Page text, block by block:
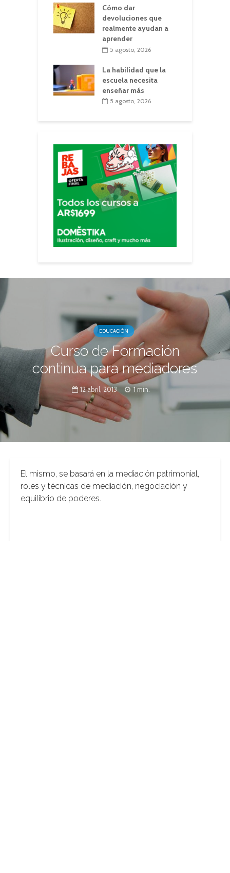
Cómo dar
devoluciones que
realmente ayudan a
aprender
5 agosto, 2026
La habilidad que la
escuela necesita
enseñar más
5 agosto, 2026
EDUCACIÓN
Curso de Formación
continua para mediadores
12 abril, 2013 1 min.
El mismo, se basará en la mediación patrimonial,
roles y técnicas de mediación, negociación y
equilibrio de poderes.